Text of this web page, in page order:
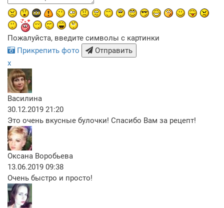
Пожалуйста, введите символы с картинки
Прикрепить фото
Отправить
x
Василина
30.12.2019 21:20
Это очень вкусные булочки! Спасибо Вам за рецепт!
Оксана Воробьева
13.06.2019 09:38
Очень быстро и просто!